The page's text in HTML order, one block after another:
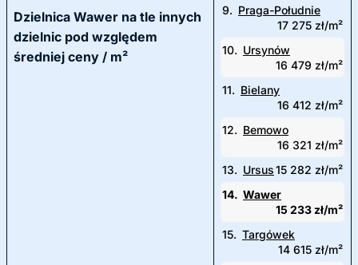
Dzielnica Wawer na tle innych
dzielnic pod względem
średniej ceny / m²
9. Praga-Południe
17 275 zł/m²
10. Ursynów
16 479 zł/m²
11. Bielany
16 412 zł/m²
12. Bemowo
16 321 zł/m²
13. Ursus15 282 zł/m²
14. Wawer
15 233 zł/m²
15. Targówek
14 615 zł/m²